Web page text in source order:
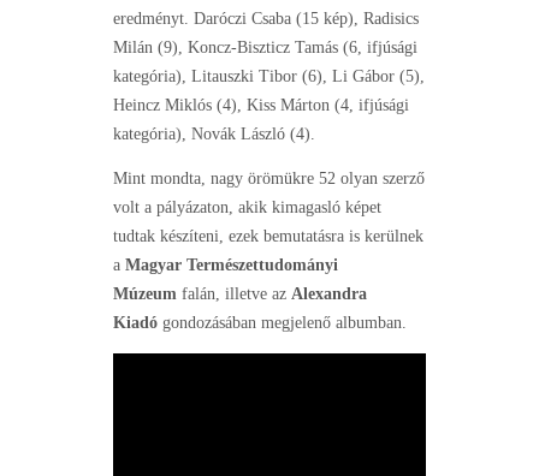
eredményt. Daróczi Csaba (15 kép), Radisics
Milán (9), Koncz-Biszticz Tamás (6, ifjúsági
kategória), Litauszki Tibor (6), Li Gábor (5),
Heincz Miklós (4), Kiss Márton (4, ifjúsági
kategória), Novák László (4).
Mint mondta, nagy örömükre 52 olyan szerző
volt a pályázaton, akik kimagasló képet
tudtak készíteni, ezek bemutatásra is kerülnek
a Magyar Természettudományi
Múzeum falán, illetve az Alexandra
Kiadó gondozásában megjelenő albumban.